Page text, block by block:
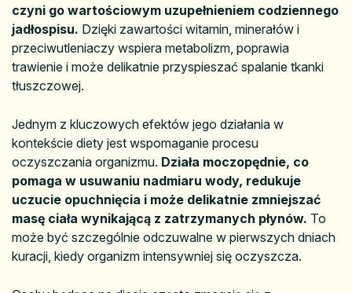
czyni go wartościowym uzupełnieniem codziennego
jadłospisu. Dzięki zawartości witamin, minerałów i
przeciwutleniaczy wspiera metabolizm, poprawia
trawienie i może delikatnie przyspieszać spalanie tkanki
tłuszczowej.
Jednym z kluczowych efektów jego działania w
kontekście diety jest wspomaganie procesu
oczyszczania organizmu. Działa moczopędnie, co
pomaga w usuwaniu nadmiaru wody, redukuje
uczucie opuchnięcia i może delikatnie zmniejszać
masę ciała wynikającą z zatrzymanych płynów. To
może być szczególnie odczuwalne w pierwszych dniach
kuracji, kiedy organizm intensywniej się oczyszcza.